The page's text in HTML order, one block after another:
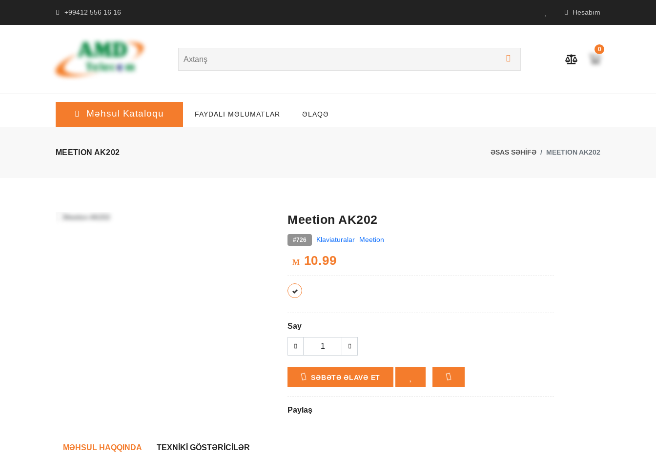
+99412 556 16 16 Hesabım
0
Məhsul Kataloqu FAYDALI MƏLUMATLAR ƏLAQƏ
MEETION AK202 ƏSAS SƏHİFƏ MEETION AK202
Meetion AK202
#726 Klaviaturalar Meetion
M 10.99
Say
SƏBƏTƏ ƏLAVƏ ET
Paylaş
MƏHSUL HAQQINDA TEXNİKİ GÖSTƏRİCİLƏR